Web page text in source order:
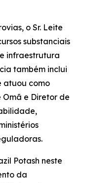
o Sr. Leite
substanciais
infraestrutura
também inclui
atuou como
Omã e Diretor de
Potash neste
da